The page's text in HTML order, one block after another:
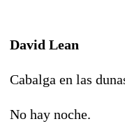
David Lean
Cabalga en las
No hay noche.